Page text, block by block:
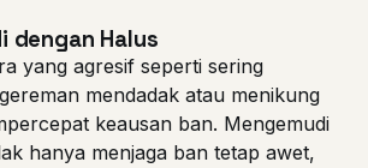
dengan Halus
yang agresif seperti sering
mendadak atau menikung
keausan ban. Mengemudi
hanya menjaga ban tetap awet,